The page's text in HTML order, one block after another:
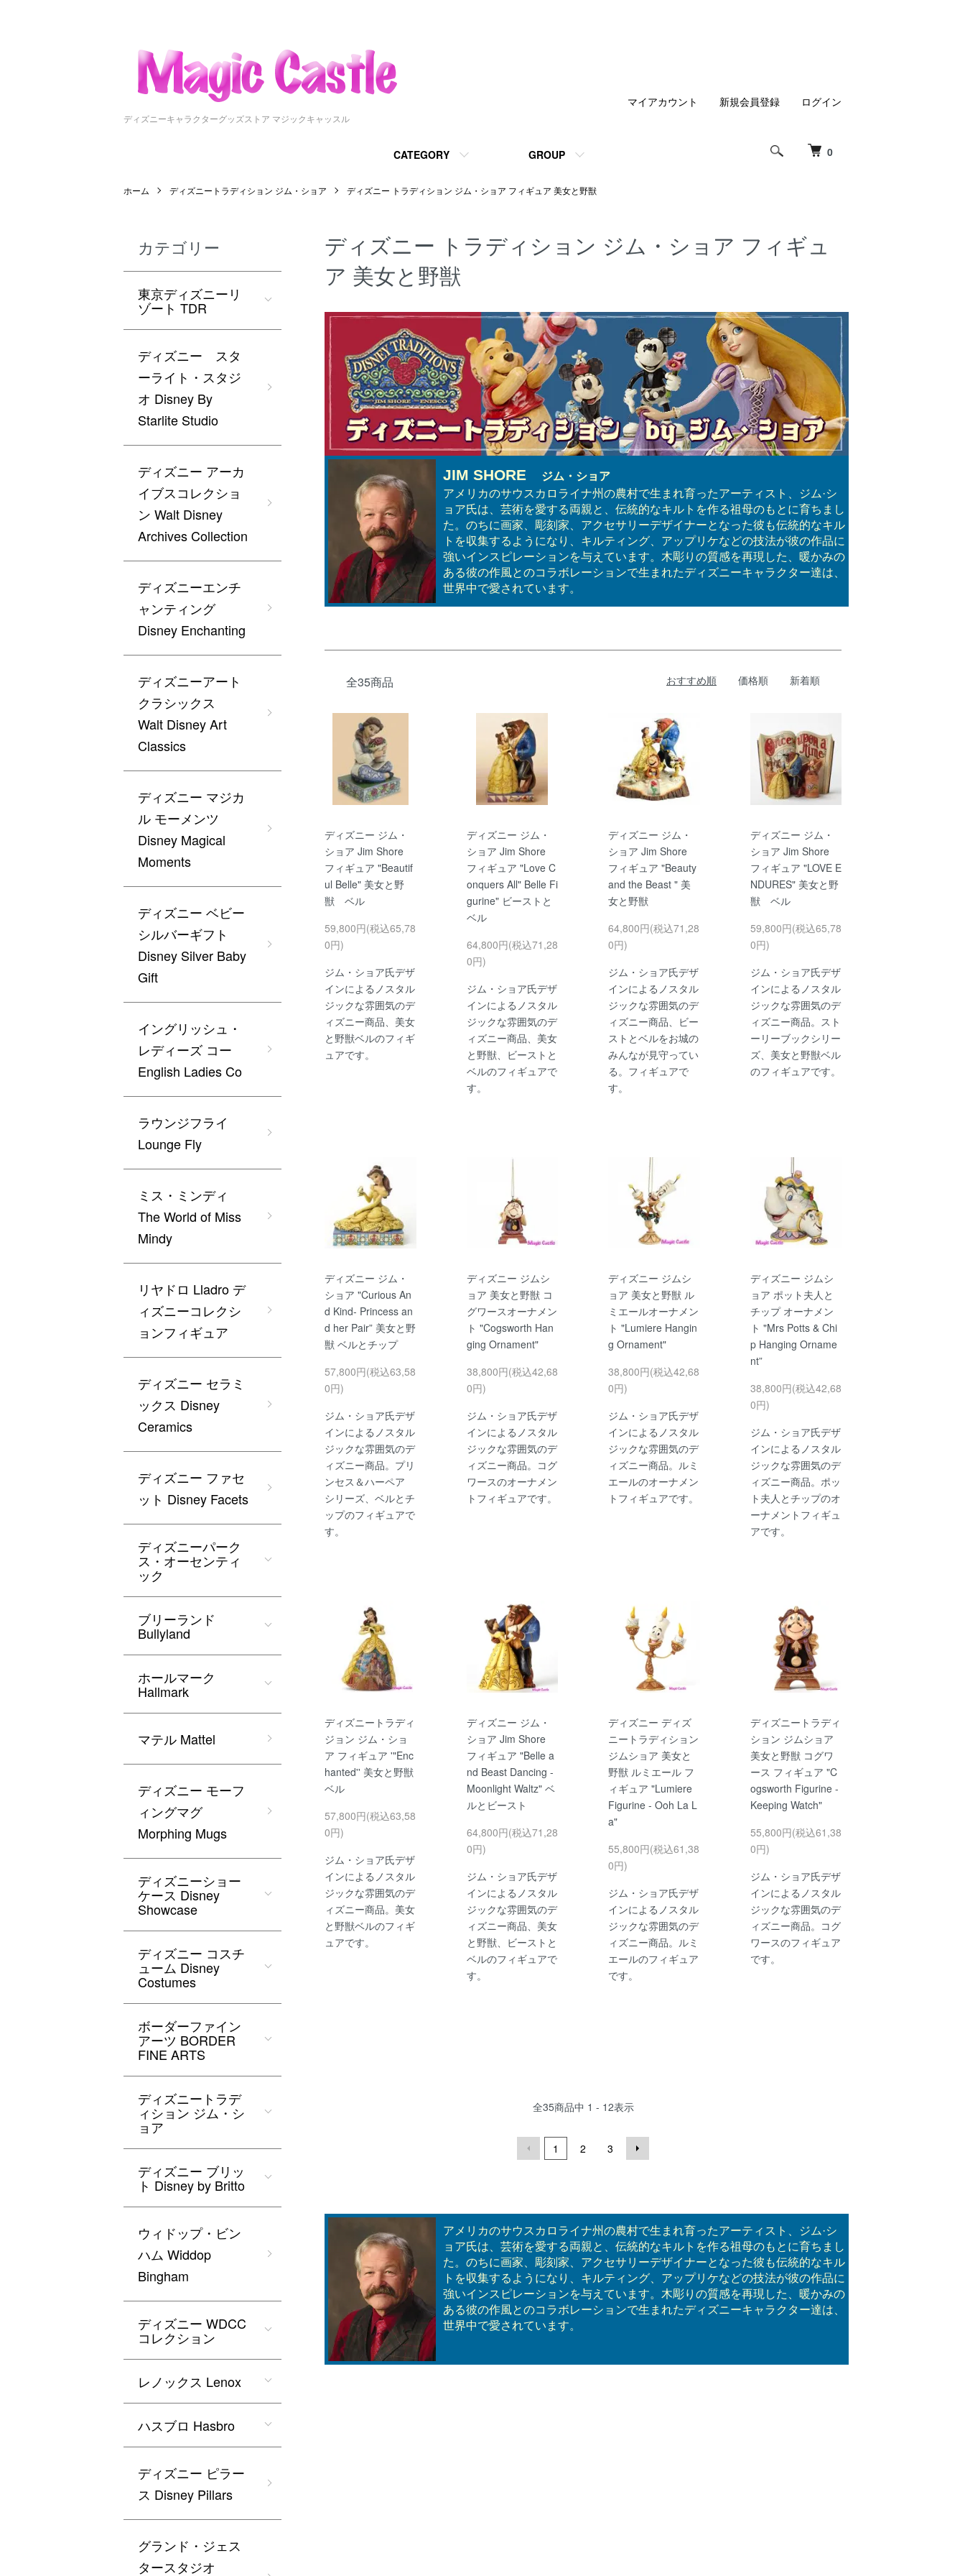
ディズニーキャラクターグッズストア マジックキャッスル
0
CATEGORY GROUP
マイアカウント 新規会員登録 ログイン
ホーム ディズニートラディション ジム・ショア ディズニー トラディション ジム・ショア フィギュア 美女と野獣
ディズニー トラディション ジム・ショア フィギュ
ア 美女と野獣
JIM SHORE
ジム・ショア
アメリカのサウスカロライナ州の農村で生まれ育ったアーティスト、ジム·シ
ョア氏は、芸術を愛する両親と、伝統的なキルトを作る祖母のもとに育ちまし
た。のちに画家、彫刻家、アクセサリーデザイナーとなった彼も伝統的なキル
トを収集するようになり、キルティング、アップリケなどの技法が彼の作品に
強いインスピレーションを与えています。木彫りの質感を再現した、暖かみの
ある彼の作風とのコラボレーションで生まれたディズニーキャラクター達は、
世界中で愛されています。
全35商品 おすすめ順 価格順 新着順
ディズニー ジム・
ショア Jim Shore
フィギュア "Beautif
ul Belle" 美女と野
獣 ベル
59,800円(税込65,78
0円)
ジム・ショア氏デザ
インによるノスタル
ジックな雰囲気のデ
ィズニー商品、美女
と野獣ベルのフィギ
ュアです。
ディズニー ジム・
ショア Jim Shore
フィギュア "Love C
onquers All" Belle Fi
gurine" ビーストと
ベル
64,800円(税込71,28
0円)
ジム・ショア氏デザ
インによるノスタル
ジックな雰囲気のデ
ィズニー商品、美女
と野獣、ビーストと
ベルのフィギュアで
す。
ディズニー ジム・
ショア Jim Shore
フィギュア "Beauty
and the Beast " 美
女と野獣
64,800円(税込71,28
0円)
ジム・ショア氏デザ
インによるノスタル
ジックな雰囲気のデ
ィズニー商品、ビー
ストとベルをお城の
みんなが見守ってい
る。フィギュアで
す。
ディズニー ジム・
ショア Jim Shore
フィギュア "LOVE E
NDURES" 美女と野
獣 ベル
59,800円(税込65,78
0円)
ジム・ショア氏デザ
インによるノスタル
ジックな雰囲気のデ
ィズニー商品。スト
ーリーブックシリー
ズ、美女と野獣ベル
のフィギュアです。
ディズニー ジム・
ショア "Curious An
d Kind- Princess an
d her Pair” 美女と野
獣 ベルとチップ
57,800円(税込63,58
0円)
ジム・ショア氏デザ
インによるノスタル
ジックな雰囲気のデ
ィズニー商品。プリ
ンセス＆ハーペア
シリーズ、ベルとチ
ップのフィギュアで
す。
ディズニー ジムシ
ョア 美女と野獣 コ
グワースオーナメン
ト "Cogsworth Han
ging Ornament"
38,800円(税込42,68
0円)
ジム・ショア氏デザ
インによるノスタル
ジックな雰囲気のデ
ィズニー商品。コグ
ワースのオーナメン
トフィギュアです。
ディズニー ジムシ
ョア 美女と野獣 ル
ミエールオーナメン
ト "Lumiere Hangin
g Ornament"
38,800円(税込42,68
0円)
ジム・ショア氏デザ
インによるノスタル
ジックな雰囲気のデ
ィズニー商品。ルミ
エールのオーナメン
トフィギュアです。
ディズニー ジムシ
ョア ポット夫人と
チップ オーナメン
ト "Mrs Potts & Chi
p Hanging Orname
nt”
38,800円(税込42,68
0円)
ジム・ショア氏デザ
インによるノスタル
ジックな雰囲気のデ
ィズニー商品。ポッ
ト夫人とチップのオ
ーナメントフィギュ
アです。
ディズニートラディ
ジョン ジム・ショ
ア フィギュア '"Enc
hanted'' 美女と野獣
ベル
57,800円(税込63,58
0円)
ジム・ショア氏デザ
インによるノスタル
ジックな雰囲気のデ
ィズニー商品。美女
と野獣ベルのフィギ
ュアです。
ディズニー ジム・
ショア Jim Shore
フィギュア "Belle a
nd Beast Dancing -
Moonlight Waltz" ベ
ルとビースト
64,800円(税込71,28
0円)
ジム・ショア氏デザ
インによるノスタル
ジックな雰囲気のデ
ィズニー商品、美女
と野獣、ビーストと
ベルのフィギュアで
す。
ディズニー ディズ
ニートラディション
ジムショア 美女と
野獣 ルミエール フ
ィギュア "Lumiere
Figurine - Ooh La L
a"
55,800円(税込61,38
0円)
ジム・ショア氏デザ
インによるノスタル
ジックな雰囲気のデ
ィズニー商品。ルミ
エールのフィギュア
です。
ディズニートラディ
ション ジムショア
美女と野獣 コグワ
ース フィギュア "C
ogsworth Figurine -
Keeping Watch"
55,800円(税込61,38
0円)
ジム・ショア氏デザ
インによるノスタル
ジックな雰囲気のデ
ィズニー商品。コグ
ワースのフィギュア
です。
全35商品中 1 - 12表示
1 2 3
アメリカのサウスカロライナ州の農村で生まれ育ったアーティスト、ジム·シ
ョア氏は、芸術を愛する両親と、伝統的なキルトを作る祖母のもとに育ちまし
た。のちに画家、彫刻家、アクセサリーデザイナーとなった彼も伝統的なキル
トを収集するようになり、キルティング、アップリケなどの技法が彼の作品に
強いインスピレーションを与えています。木彫りの質感を再現した、暖かみの
ある彼の作風とのコラボレーションで生まれたディズニーキャラクター達は、
世界中で愛されています。
カテゴリー
東京ディズニーリ
ゾート TDR
ディズニー スタ
ーライト・スタジ
オ Disney By
Starlite Studio
ディズニー アーカ
イブスコレクショ
ン Walt Disney
Archives Collection
ディズニーエンチ
ャンティング
Disney Enchanting
ディズニーアート
クラシックス
Walt Disney Art
Classics
ディズニー マジカ
ル モーメンツ
Disney Magical
Moments
ディズニー ベビー
シルバーギフト
Disney Silver Baby
Gift
イングリッシュ・
レディーズ コー
English Ladies Co
ラウンジフライ
Lounge Fly
ミス・ミンディ
The World of Miss
Mindy
リヤドロ Lladro デ
ィズニーコレクシ
ョンフィギュア
ディズニー セラミ
ックス Disney
Ceramics
ディズニー ファセ
ット Disney Facets
ディズニーパーク
ス・オーセンティ
ック
ブリーランド
Bullyland
ホールマーク
Hallmark
マテル Mattel
ディズニー モーフ
ィングマグ
Morphing Mugs
ディズニーショー
ケース Disney
Showcase
ディズニー コスチ
ューム Disney
Costumes
ボーダーファイン
アーツ BORDER
FINE ARTS
ディズニートラデ
ィション ジム・シ
ョア
ディズニー ブリッ
ト Disney by Britto
ウィドップ・ビン
ハム Widdop
Bingham
ディズニー WDCC
コレクション
レノックス Lenox
ハスブロ Hasbro
ディズニー ピラー
ス Disney Pillars
グランド・ジェス
タースタジオ